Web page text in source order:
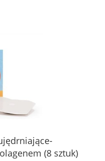
(8 sztuk)